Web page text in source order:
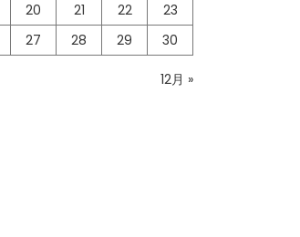
20 21 22
23
27 28 29 30
12月 »